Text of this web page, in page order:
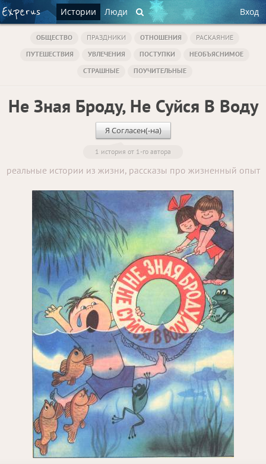
Истории Люди Вход
ОБЩЕСТВО ПРАЗДНИКИ ОТНОШЕНИЯ
РАСКАЯНИЕ
ПУТЕШЕСТВИЯ
УВЛЕЧЕНИЯ ПОСТУПКИ
НЕОБЪЯСНИМОЕ
СТРАШНЫЕ
ПОУЧИТЕЛЬНЫЕ
Не Зная Броду, Не Суйся В Воду
Я Согласен(-на)
1 история от 1-го автора
реальные истории из жизни, рассказы про жизненный опыт